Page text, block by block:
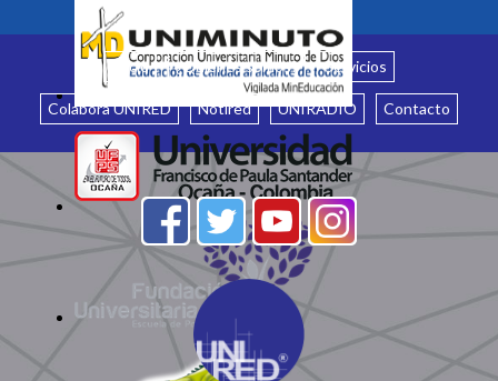
Inicio ¿Quiénes somos? Servicios
Colabora UNIRED Notired UNIRADIO Contacto